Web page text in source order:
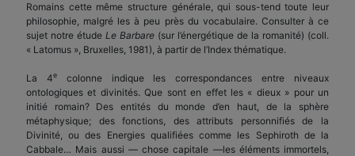
Romains cette même structure générale, qui sous-tend toute leur
philosophie, malgré les à peu près du vocabulaire. Consulter à ce
sujet notre étude Le Barbare (sur l’énergétique de la romanité) (coll.
« Latomus », Bruxelles, 1981), à partir de l’Index thématique.
La 4ecolonne indique les correspondances entre niveaux
ontologiques et divinités. Que sont en effet les « dieux » pour un
initié romain? Des entités du monde d’en haut, de la sphère
métaphysique; des fonctions, des attributs personnifiés de la
Divinité, ou des Energies qualifiées comme les Sephiroth de la
Cabbale… Mais aussi — chose capitale —les éléments immortels,